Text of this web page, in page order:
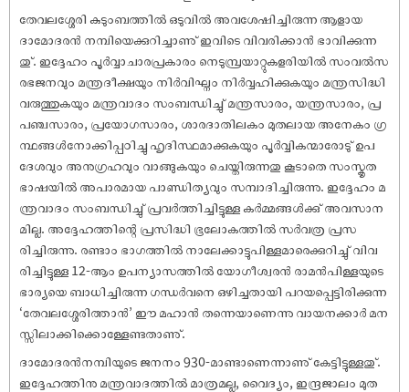
തേവലശ്ശേരി കുടുംബത്തിൽ ഒടുവിൽ അവശേ‌ഷിച്ചിരുന്ന ആളായ
ദാമോദരൻ നമ്പിയെക്കുറിച്ചാണു് ഇവിടെ വിവരിക്കാൻ ഭാവിക്കുന്ന
തു്. ഇദ്ദേഹം പൂർവ്വാചാരപ്രകാരം നെടുമ്പ്രയാറ്റുകളരിയിൽ സംവൽസ
രഭജനവും മന്ത്രദീക്ഷയും നിർവിഘ്നം നിർവ്വഹിക്കുകയും മന്ത്രസിദ്ധി
വരുത്തുകയും മന്ത്രവാദം സംബന്ധിച്ചു് മന്ത്രസാരം, യന്ത്രസാരം, പ്ര
പഞ്ചസാരം, പ്രയോഗസാരം, ശാരദാതിലകം മുതലായ അനേകം ഗ്ര
ന്ഥങ്ങൾനോക്കിപ്പഠിച്ചു ഹൃദിസ്ഥമാക്കുകയും പൂർവ്വികന്മാരോടു് ഉപ
ദേശവും അനുഗ്രഹവും വാങ്ങുകയും ചെയ്തിരുന്നതു കൂടാതെ സംസ്കൃത
ഭാ‌ഷയിൽ അപാരമായ പാണ്ഡിത്യവും സമ്പാദിച്ചിരുന്നു. ഇദ്ദേഹം മ
ന്ത്രവാദം സംബന്ധിച്ചു് പ്രവർത്തിച്ചിട്ടുള്ള കർമ്മങ്ങൾക്കു് അവസാന
മില്ല. അദ്ദേഹത്തിന്റെ പ്രസിദ്ധി ഭൂലോകത്തിൽ സർവത്ര പ്രസ
രിച്ചിരുന്നു. രണ്ടാം ഭാഗത്തിൽ നാലേക്കാട്ടുപിള്ളമാരെക്കുറിച്ചു് വിവ
രിച്ചിട്ടുള്ള 12-ആം ഉപന്യാസത്തിൽ യോഗീശ്വരൻ രാമൻപിള്ളയുടെ
ഭാര്യയെ ബാധിച്ചിരുന്ന ഗന്ധർവനെ ഒഴിച്ചതായി പറയപ്പെട്ടിരിക്കുന്ന
‘തേവലശ്ശേരിത്താൻ’ ഈ മഹാൻ തന്നെയാണെന്നു വായനക്കാർ മന
സ്സിലാക്കിക്കൊള്ളേണ്ടതാണു്.
ദാമോദരൻനമ്പിയുടെ ജനനം 930-മാണ്ടാണെന്നാണു് കേട്ടിട്ടുള്ളതു്.
ഇദ്ദേഹത്തിനു മന്ത്രവാദത്തിൽ മാത്രമല്ല, വൈദ്യം, ഇന്ദ്രജാലം മുത